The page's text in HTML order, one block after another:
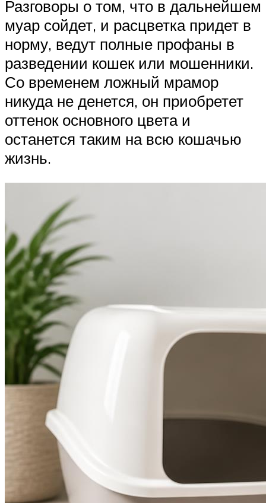
Разговоры о том, что в дальнейшем
муар сойдет, и расцветка придет в
норму, ведут полные профаны в
разведении кошек или мошенники.
Со временем ложный мрамор
никуда не денется, он приобретет
оттенок основного цвета и
останется таким на всю кошачью
жизнь.